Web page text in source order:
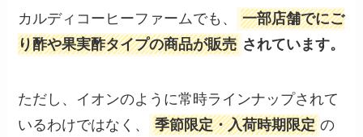
カルディコーヒーファームでも、
一部店舗でにご
り酢や果実酢タイプの商品が販売 されています。
ただし、イオンのように常時ラインナップされて
いるわけではなく、
季節限定・入荷時期限定 の